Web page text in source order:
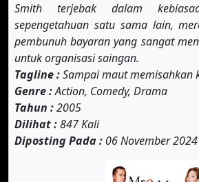
Smith terjebak dalam
sepengetahuan satu sama lain,
pembunuh bayaran yang sangat
untuk organisasi saingan.
Tagline :Sampai maut memisahkan
Genre :Action, Comedy, Drama
Tahun :2005
Dilihat :847 Kali
Diposting Pada : 06 November 2024